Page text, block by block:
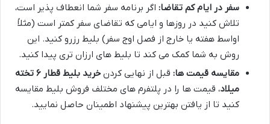
سفر در ایام کم تقاضا: اگر برنامه سفر شما انعطاف پذیر است،
تلاش کنید در روزها و ایامی که تقاضای سفر کمتر است (مثلاً
اواسط هفته یا خارج از فصل اوج سفر) بلیط رزرو کنید. این
روش به شما کمک می کند تا بلیط های ارزان تری پیدا کنید.
مقایسه قیمت ها: قبل از نهایی کردن
خرید بلیط قطار ۶ تخته
میلاد، قیمت ها را در پلتفرم های مختلف فروش بلیط مقایسه
کنید تا از یافتن بهترین پیشنهاد اطمینان حاصل نمایید.